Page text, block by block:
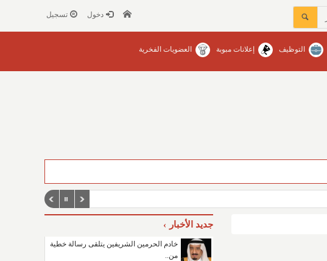
دخول تسجيل
التوظيف إعلانات مبوبة العضويات الفخرية
جديد الأخبار
خادم الحرمين الشريفين يتلقى رسالة خطية
من..